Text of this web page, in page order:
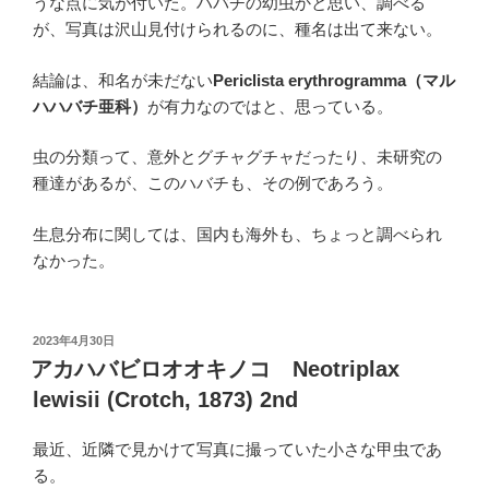
が、写真は沢山見付けられるのに、種名は出て来ない。
結論は、和名が未だないPericlista erythrogramma（マル
ハハバチ亜科） が有力なのではと、思っている。
虫の分類って、意外とグチャグチャだったり、未研究の
種達があるが、このハバチも、その例であろう。
生息分布に関しては、国内も海外も、ちょっと調べられ
なかった。
投
稿
日:
2023年4月30日
アカハバビロオオキノコ Neotriplax
lewisii (Crotch, 1873) 2nd
最近、近隣で見かけて写真に撮っていた小さな甲虫であ
る。